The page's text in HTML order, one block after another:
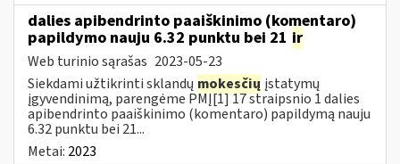
dalies apibendrinto paaiškinimo (komentaro)
papildymo nauju 6.32 punktu bei 21 ir
Web turinio sąrašas 2023-05-23
Siekdami užtikrinti sklandų mokesčių įstatymų
įgyvendinimą, parengėme PMĮ[1] 17 straipsnio 1 dalies
apibendrinto paaiškinimo (komentaro) papildymą nauju
6.32 punktu bei 21...
Metai: 2023